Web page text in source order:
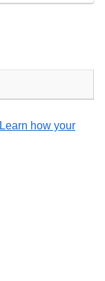
Learn how your